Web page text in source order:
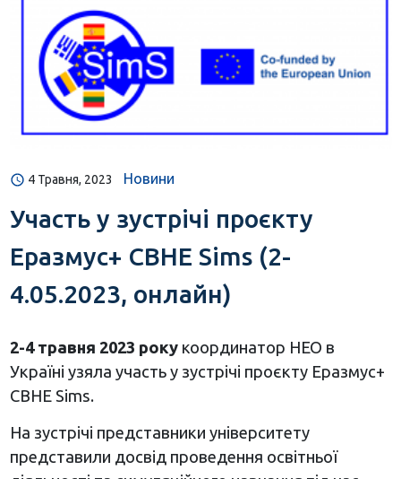
4 Травня, 2023 Новини
Участь у зустрічі проєкту
Еразмус+ CBHE Sims (2-
4.05.2023, онлайн)
2-4 травня 2023 рокукоординатор НЕО в
Україні узяла участь у зустрічі проєкту Еразмус+
CBHE Sims.
На зустрічі представники університету
представили досвід проведення освітньої